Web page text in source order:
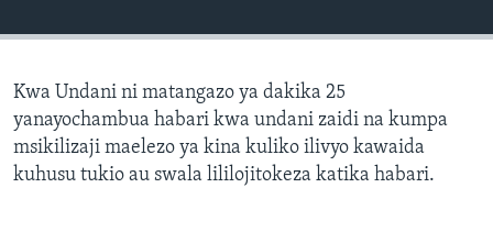
Kwa Undani ni matangazo ya dakika 25
yanayochambua habari kwa undani zaidi na kumpa
msikilizaji maelezo ya kina kuliko ilivyo kawaida
kuhusu tukio au swala lililojitokeza katika habari.